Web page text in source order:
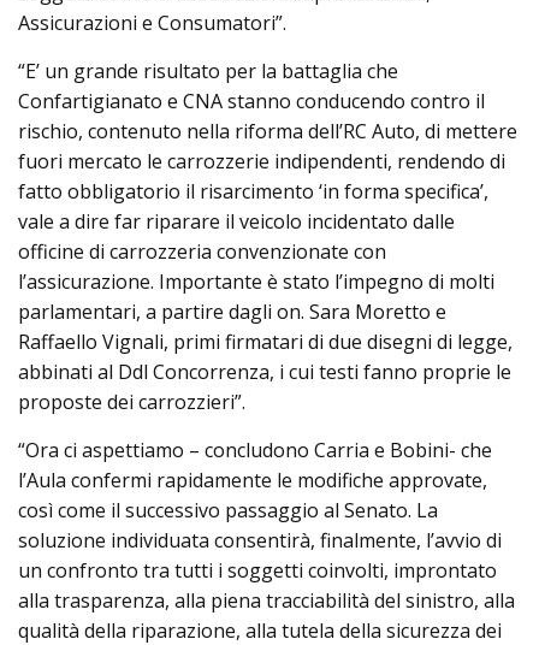
Assicurazioni e Consumatori”.
“E’ un grande risultato per la battaglia che
Confartigianato e CNA stanno conducendo contro il
rischio, contenuto nella riforma dell’RC Auto, di mettere
fuori mercato le carrozzerie indipendenti, rendendo di
fatto obbligatorio il risarcimento ‘in forma specifica’,
vale a dire far riparare il veicolo incidentato dalle
officine di carrozzeria convenzionate con
l’assicurazione. Importante è stato l’impegno di molti
parlamentari, a partire dagli on. Sara Moretto e
Raffaello Vignali, primi firmatari di due disegni di legge,
abbinati al Ddl Concorrenza, i cui testi fanno proprie le
proposte dei carrozzieri”.
“Ora ci aspettiamo – concludono Carria e Bobini- che
l’Aula confermi rapidamente le modifiche approvate,
così come il successivo passaggio al Senato. La
soluzione individuata consentirà, finalmente, l’avvio di
un confronto tra tutti i soggetti coinvolti, improntato
alla trasparenza, alla piena tracciabilità del sinistro, alla
qualità della riparazione, alla tutela della sicurezza dei